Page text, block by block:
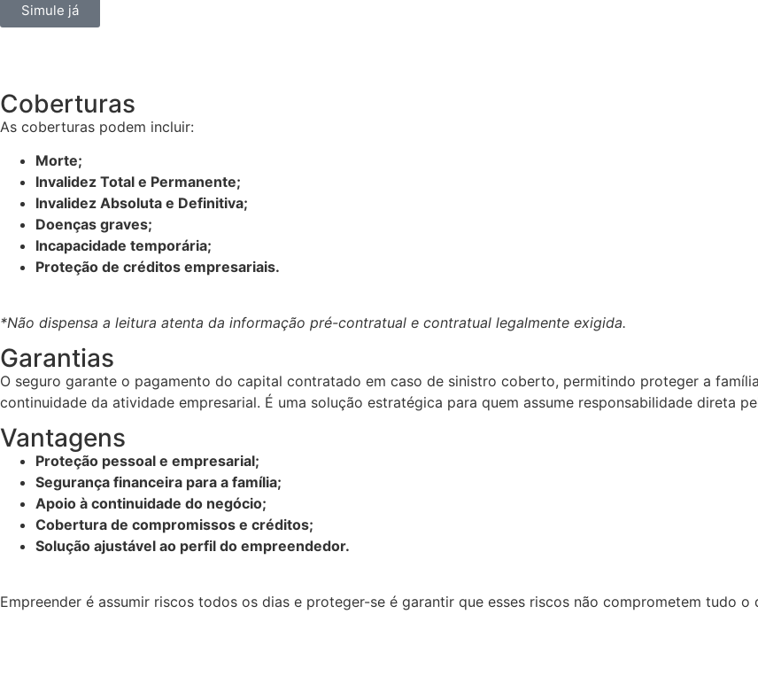
Simule já
Coberturas
As coberturas podem incluir:
Morte;
Invalidez Total e Permanente;
Invalidez Absoluta e Definitiva;
Doenças graves;
Incapacidade temporária;
Proteção de créditos empresariais.
*Não dispensa a leitura atenta da informação pré-contratual e contratual legalmente exigida.
Garantias
O seguro garante o pagamento do capital contratado em caso de sinistro coberto, permitindo proteger a
continuidade da atividade empresarial. É uma solução estratégica para quem assume responsabilidade direta
Vantagens
Proteção pessoal e empresarial;
Segurança financeira para a família;
Apoio à continuidade do negócio;
Cobertura de compromissos e créditos;
Solução ajustável ao perfil do empreendedor.
Empreender é assumir riscos todos os dias e proteger-se é garantir que esses riscos não comprometem tudo o